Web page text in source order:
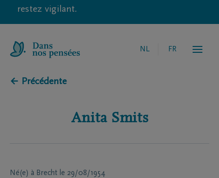
restez vigilant.
NL FR
← Précédente
Anita Smits
Né(e) à Brecht le 29/08/1954